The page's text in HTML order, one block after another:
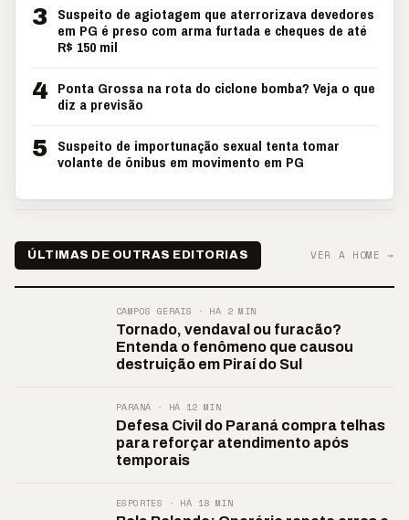
3 Suspeito de agiotagem que aterrorizava devedores
em PG é preso com arma furtada e cheques de até
R$ 150 mil
4 Ponta Grossa na rota do ciclone bomba? Veja o que
diz a previsão
5 Suspeito de importunação sexual tenta tomar
volante de ônibus em movimento em PG
ÚLTIMAS DE OUTRAS EDITORIAS VER A HOME →
CAMPOS GERAIS · HÁ 2 MIN
Tornado, vendaval ou furacão?
Entenda o fenômeno que causou
destruição em Piraí do Sul
PARANÁ · HÁ 12 MIN
Defesa Civil do Paraná compra telhas
para reforçar atendimento após
temporais
ESPORTES · HÁ 18 MIN